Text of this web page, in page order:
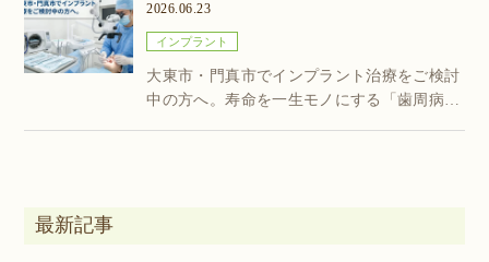
2026.06.23
インプラント
大東市・門真市でインプラント治療をご検討
中の方へ。寿命を一生モノにする「歯周病ケ
最新記事